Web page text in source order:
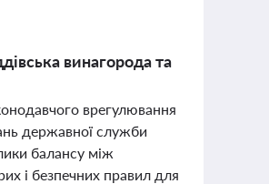
винагорода та
врегулювання
державної служби
балансу між
і безпечних правил для